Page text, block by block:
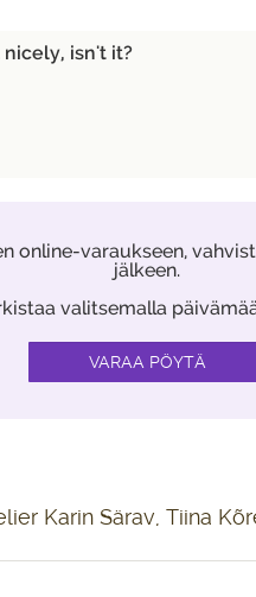
isn't it?
online-varaukseen,
jälkeen.
valitsemalla
Karin Särav, Tiina